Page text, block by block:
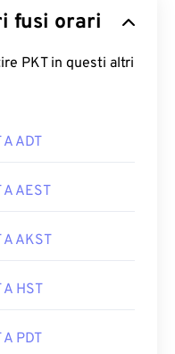
fusi orari
PKT in questi altri
A ADT
A AEST
A AKST
A HST
A PDT